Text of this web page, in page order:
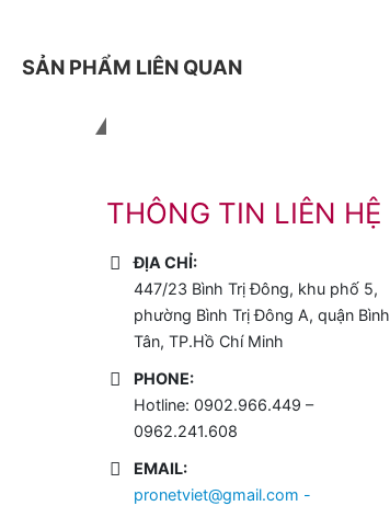
SẢN PHẨM LIÊN QUAN
THÔNG TIN LIÊN HỆ
ĐỊA CHỈ:
447/23 Bình Trị Đông, khu phố 5,
phường Bình Trị Đông A, quận Bình
Tân, TP.Hồ Chí Minh
PHONE:
Hotline: 0902.966.449 –
0962.241.608
EMAIL:
pronetviet@gmail.com -